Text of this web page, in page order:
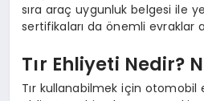
sıra araç uygunluk belgesi ile
sertifikaları da önemli evraklar
Tır Ehliyeti Nedir?
Tır kullanabilmek için otomobil